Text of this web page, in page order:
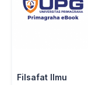
Filsafat Ilmu